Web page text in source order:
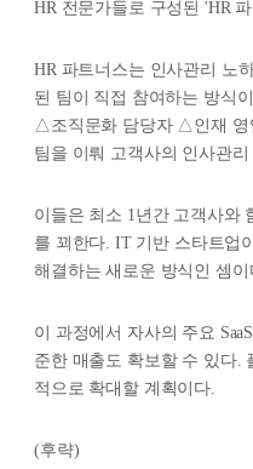
HR 전문가들로 구성된 'HR
HR 파트너스는 인사관리 노
된 팀이 직접 참여하는 방식
△조직문화 담당자 △인재 영
팀을 이뤄 고객사의 인사관
이들은 최소 1년간 고객사와
를 꾀한다. IT 기반 스타트업
해결하는 새로운 방식인 셈이
이 과정에서 자사의 주요
준한 매출도 확보할 수 있다.
적으로 확대할 계획이다.
(후략)